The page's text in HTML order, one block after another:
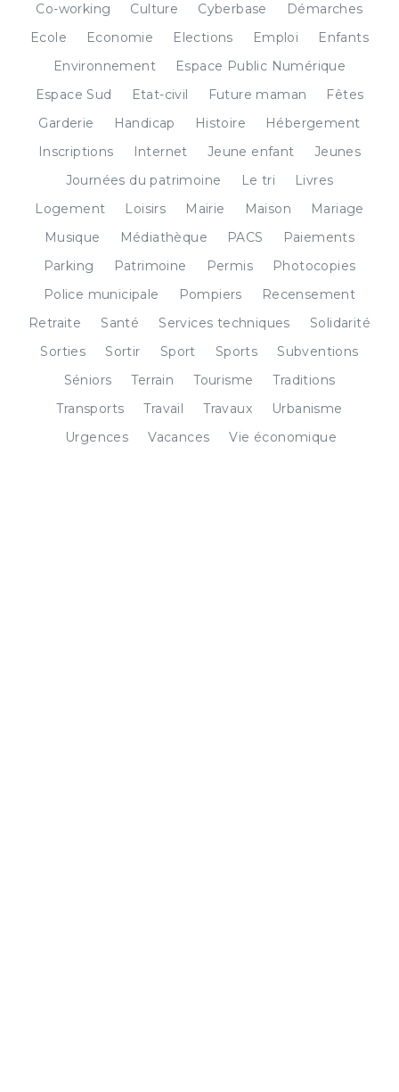
Co-working
Culture Cyberbase
Démarches
Ecole
Economie Elections Emploi
Enfants
Environnement
Espace Public Numérique
Espace Sud
Etat-civil Future maman
Fêtes
Garderie
Handicap Histoire
Hébergement
Inscriptions
Internet Jeune enfant
Jeunes
Journées du patrimoine
Le tri
Livres
Logement
Loisirs Mairie Maison
Mariage
Musique
Médiathèque PACS
Paiements
Parking
Patrimoine Permis
Photocopies
Police municipale
Pompiers
Recensement
Retraite
Santé Services techniques
Solidarité
Sorties
Sortir Sport Sports
Subventions
Séniors
Terrain Tourisme
Traditions
Transports
Travail Travaux
Urbanisme
Urgences
Vacances Vie économique